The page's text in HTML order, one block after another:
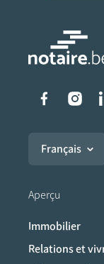
Liens
Français
Aperçu
Immobilier
Relations et